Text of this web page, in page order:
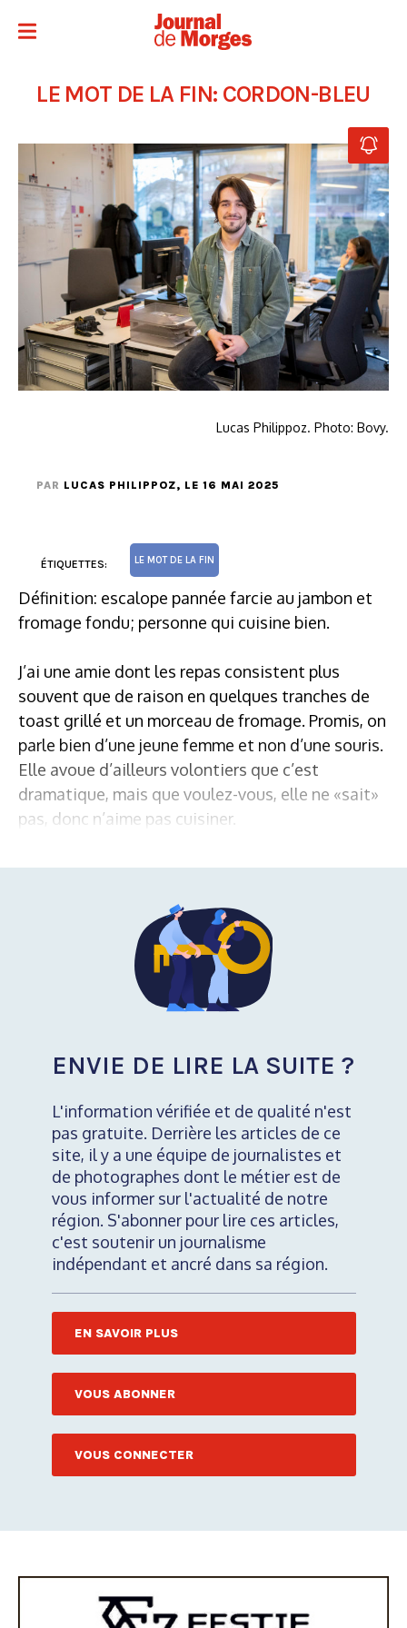
LE MOT DE LA FIN: CORDON-BLEU
Lucas Philippoz. Photo: Bovy.
PAR LUCAS PHILIPPOZ, LE 16 MAI 2025
ÉTIQUETTES: LE MOT DE LA FIN
Définition: escalope pannée farcie au jambon et
fromage fondu; personne qui cuisine bien.
J’ai une amie dont les repas consistent plus
souvent que de raison en quelques tranches de
toast grillé et un morceau de fromage. Promis, on
parle bien d’une jeune femme et non d’une souris.
Elle avoue d’ailleurs volontiers que c’est
dramatique, mais que voulez-vous, elle ne «sait»
pas, donc n’aime pas cuisiner.
ENVIE DE LIRE LA SUITE ?
L'information vérifiée et de qualité n'est
pas gratuite. Derrière les articles de ce
site, il y a une équipe de journalistes et
de photographes dont le métier est de
vous informer sur l'actualité de notre
région. S'abonner pour lire ces articles,
c'est soutenir un journalisme
indépendant et ancré dans sa région.
EN SAVOIR PLUS
VOUS ABONNER
VOUS CONNECTER